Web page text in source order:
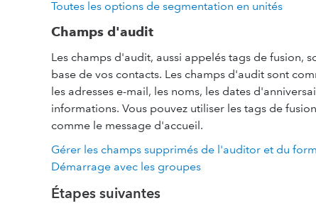
Toutes les options de segmentation en unités
Champs d'audit
Les champs d'audit, aussi appelés tags de fusion,
base de vos contacts. Les champs d'audit sont
les adresses e-mail, les noms, les dates
informations. Vous pouvez utiliser les tags de
comme le message d'accueil.
Gérer les champs supprimés de l'auditor et du
Démarrage avec les groupes
Étapes suivantes